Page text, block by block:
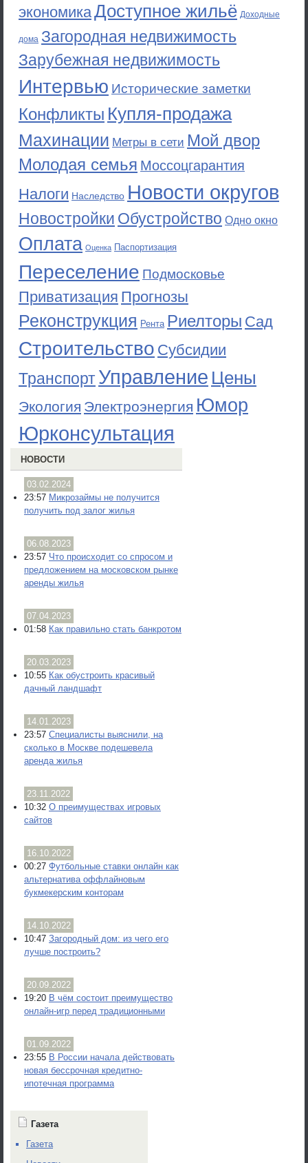
экономикаДоступное жильё Доходные
дома Загородная недвижимость
Зарубежная недвижимость
Интервью Исторические заметки
Конфликты Купля-продажа
Махинации Метры в сети Мой двор
Молодая семья Моссоцгарантия
Налоги Наследство Новости округов
Новостройки Обустройство Одно окно
Оплата Оценка Паспортизация
Переселение Подмосковье
Приватизация Прогнозы
Реконструкция Рента Риелторы Сад
Строительство Субсидии
ТранспортУправление Цены
Экология Электроэнергия Юмор
Юрконсультация
НОВОСТИ
03.02.2024
23:57 Микрозаймы не получится
получить под залог жилья
06.08.2023
23:57 Что происходит со спросом и
предложением на московском рынке
аренды жилья
07.04.2023
01:58 Как правильно стать банкротом
20.03.2023
10:55 Как обустроить красивый
дачный ландшафт
14.01.2023
23:57 Специалисты выяснили, на
сколько в Москве подешевела
аренда жилья
23.11.2022
10:32 О преимуществах игровых
сайтов
16.10.2022
00:27 Футбольные ставки онлайн как
альтернатива оффлайновым
букмекерским конторам
14.10.2022
10:47 Загородный дом: из чего его
лучше построить?
20.09.2022
19:20 В чём состоит преимущество
онлайн-игр перед традиционными
01.09.2022
23:55 В России начала действовать
новая бессрочная кредитно-
ипотечная программа
Газета
Газета